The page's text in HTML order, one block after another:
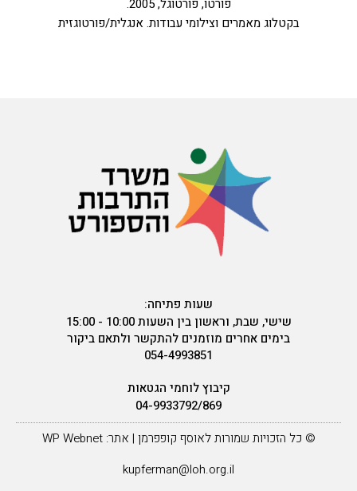
פורטו, פורטוגל, 2005.
בקטלוג מאמרים וצילומי עבודות. אנגלית/פורטוגזית
שעות פתיחה:
שישי, שבת, וראשון בין השעות 10:00 - 15:00
בימים אחרים מוזמנים להתקשר ולתאם ביקור
054-4993851
קיבוץ לוחמי הגטאות
04-9933792/869
© כל הזכויות שמורות לאוסף קופפרמן | אתר: WP Webnet
kupferman@loh.org.il